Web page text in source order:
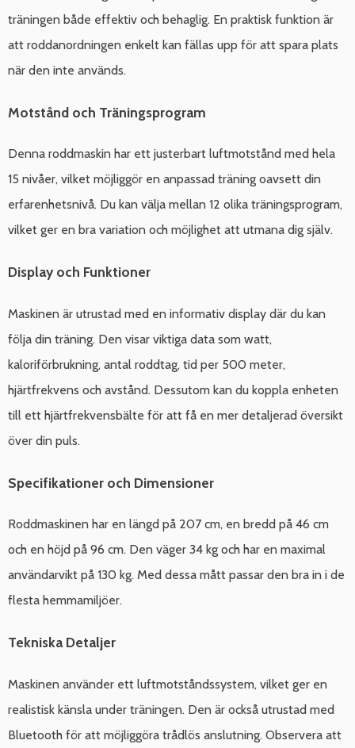
träningen både effektiv och behaglig. En praktisk funktion är
att roddanordningen enkelt kan fällas upp för att spara plats
när den inte används.
Motstånd och Träningsprogram
Denna roddmaskin har ett justerbart luftmotstånd med hela
15 nivåer, vilket möjliggör en anpassad träning oavsett din
erfarenhetsnivå. Du kan välja mellan 12 olika träningsprogram,
vilket ger en bra variation och möjlighet att utmana dig själv.
Display och Funktioner
Maskinen är utrustad med en informativ display där du kan
följa din träning. Den visar viktiga data som watt,
kaloriförbrukning, antal roddtag, tid per 500 meter,
hjärtfrekvens och avstånd. Dessutom kan du koppla enheten
till ett hjärtfrekvensbälte för att få en mer detaljerad översikt
över din puls.
Specifikationer och Dimensioner
Roddmaskinen har en längd på 207 cm, en bredd på 46 cm
och en höjd på 96 cm. Den väger 34 kg och har en maximal
användarvikt på 130 kg. Med dessa mått passar den bra in i de
flesta hemmamiljöer.
Tekniska Detaljer
Maskinen använder ett luftmotståndssystem, vilket ger en
realistisk känsla under träningen. Den är också utrustad med
Bluetooth för att möjliggöra trådlös anslutning. Observera att